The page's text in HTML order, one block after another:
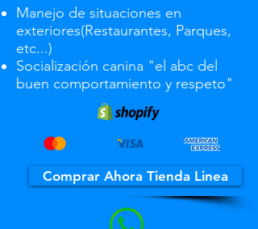
Manejo de situaciones en
exteriores(Restaurantes, Parques,
etc...)
Socialización canina "el abc del
buen comportamiento y respeto"
Comprar Ahora Tienda Linea